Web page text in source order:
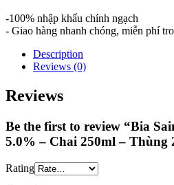
-100% nhập khẩu chính ngạch
- Giao hàng nhanh chóng, miễn phí
Description
Reviews (0)
Reviews
Be the first to review “Bia
5.0% – Chai 250ml – Thùng
Rating